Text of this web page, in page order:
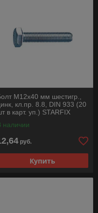
М12х40 мм шестигр.,
кл.пр. 8.8, DIN 933 (20
в карт. уп.) STARFIX
наличии
руб.
Купить